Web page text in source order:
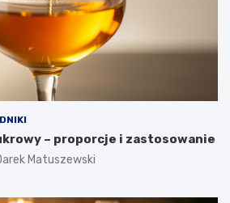
– proporcje i zastosowanie
Matuszewski